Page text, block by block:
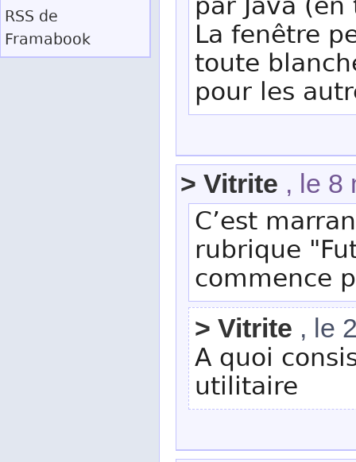
par Java
La fenêtre
toute
pour les
> Vitrite , le 8
C’est
rubrique
commence
> Vitrite , le
A quoi
utilitaire
RSS de
Framabook